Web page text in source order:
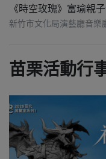
《時空玫瑰》富瑜親
新竹市文化局演藝廳音樂
苗栗活動行